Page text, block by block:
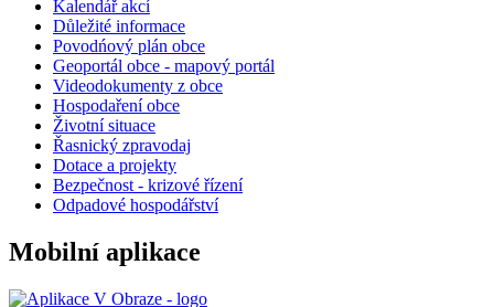
Kalendář akcí
Důležité informace
Povodńový plán obce
Geoportál obce - mapový portál
Videodokumenty z obce
Hospodaření obce
Životní situace
Řasnický zpravodaj
Dotace a projekty
Bezpečnost - krizové řízení
Odpadové hospodářství
Mobilní aplikace